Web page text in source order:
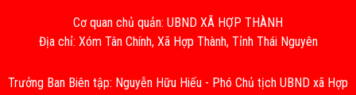
Cơ quan chủ quản: UBND XÃ HỢP THÀNH
Địa chỉ: Xóm Tân Chính, Xã Hợp Thành, Tỉnh Thái Nguyên
Trưởng Ban Biên tập: Nguyễn Hữu Hiếu - Phó Chủ tịch UBND xã Hợp